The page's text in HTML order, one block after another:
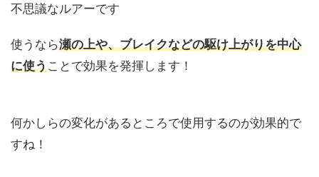
不思議なルアーです
使うなら瀬の上や、ブレイクなどの駆け上がりを中心
に使うことで効果を発揮します！
何かしらの変化があるところで使用するのが効果的で
すね！